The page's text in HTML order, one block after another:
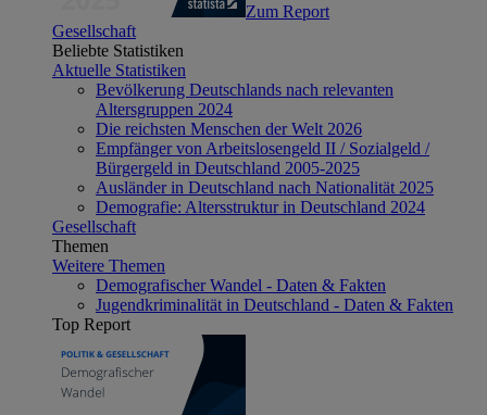
Zum Report
Gesellschaft
Beliebte Statistiken
Aktuelle Statistiken
Bevölkerung Deutschlands nach relevanten
Altersgruppen 2024
Die reichsten Menschen der Welt 2026
Empfänger von Arbeitslosengeld II / Sozialgeld /
Bürgergeld in Deutschland 2005-2025
Ausländer in Deutschland nach Nationalität 2025
Demografie: Altersstruktur in Deutschland 2024
Gesellschaft
Themen
Weitere Themen
Demografischer Wandel - Daten & Fakten
Jugendkriminalität in Deutschland - Daten & Fakten
Top Report